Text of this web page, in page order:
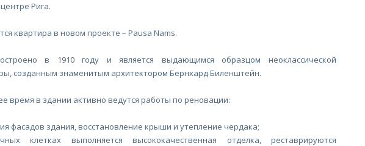
Рига.
квартира в новом проекте – Pausa Nams.
в 1910 году и является выдающимся образцом неоклассической
созданным знаменитым архитектором Бернхард Биленштейн.
время в здании активно ведутся работы по реновации:
фасадов здания, восстановление крыши и утепление чердака;
клетках выполняется высококачественная отделка, реставрируются